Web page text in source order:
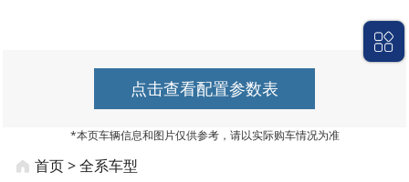
点击查看配置参数表
*本页车辆信息和图片仅供参考，请以实际购车情况为准
首页>全系车型